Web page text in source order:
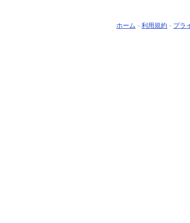
ホーム - 利用規約 - プラ